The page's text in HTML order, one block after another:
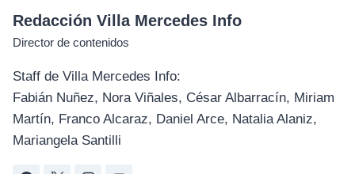
Redacción Villa Mercedes Info
Director de contenidos
Staff de Villa Mercedes Info:
Fabián Nuñez, Nora Viñales, César Albarracín, Miriam
Martín, Franco Alcaraz, Daniel Arce, Natalia Alaniz,
Mariangela Santilli